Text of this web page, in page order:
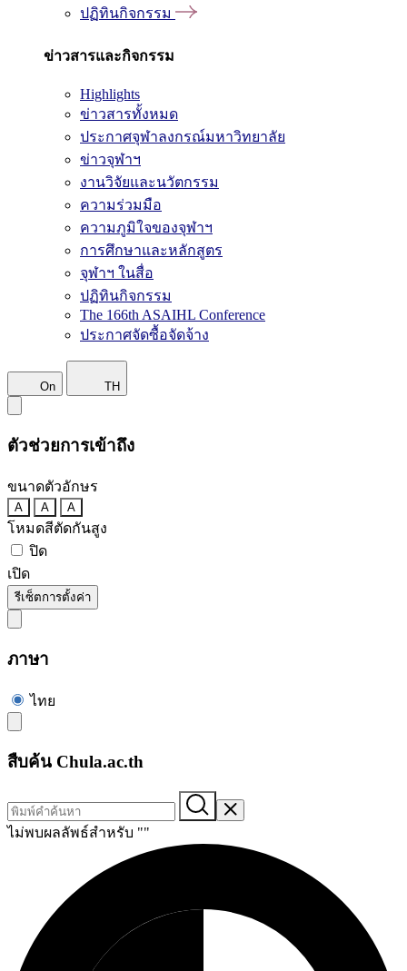
ปฏิทินกิจกรรม
ข่าวสารและกิจกรรม
Highlights
ข่าวสารทั้งหมด
ประกาศจุฬาลงกรณ์มหาวิทยาลัย
ข่าวจุฬาฯ
งานวิจัยและนวัตกรรม
ความร่วมมือ
ความภูมิใจของจุฬาฯ
การศึกษาและหลักสูตร
จุฬาฯ ในสื่อ
ปฏิทินกิจกรรม
The 166th ASAIHL Conference
ประกาศจัดซื้อจัดจ้าง
On TH
ตัวช่วยการเข้าถึง
ขนาดตัวอักษร
A A A
โหมดสีตัดกันสูง
ปิด
เปิด
รีเซ็ตการตั้งค่า
ภาษา
ไทย
สืบค้น Chula.ac.th
ไม่พบผลลัพธ์สำหรับ ""